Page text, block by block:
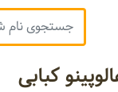
کبابی